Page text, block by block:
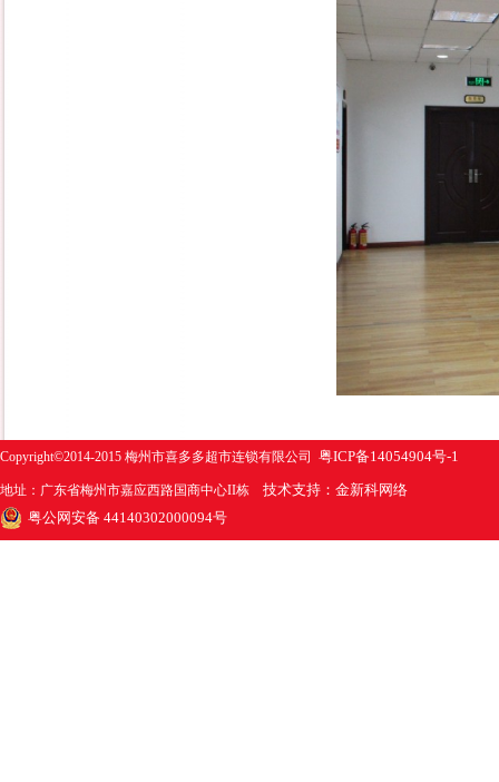
Copyright©2014-2015 梅州市喜多多超市连锁有限公司 粤ICP备14054904号-1
地址：广东省梅州市嘉应西路国商中心II栋 技术支持：金新科网络
粤公网安备 44140302000094号